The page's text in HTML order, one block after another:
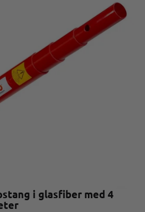
i glasfiber med 4